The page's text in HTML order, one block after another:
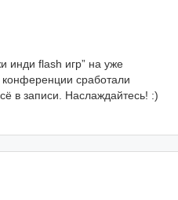
инди flash игр” на уже
сработали
в записи. Наслаждайтесь! :)